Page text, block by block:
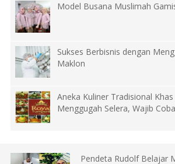
Model Busana Muslimah
Sukses Berbisnis dengan
Maklon
Aneka Kuliner Tradisional
Menggugah Selera, Wajib
Pendeta Rudolf Belajar